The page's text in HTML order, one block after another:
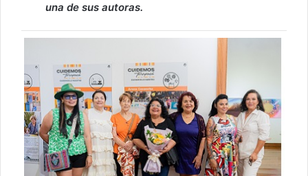
una de sus autoras.